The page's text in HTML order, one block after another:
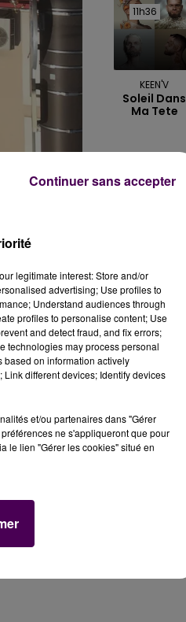
survenu
produit
voiture a
pour
11h36
11h36
KEEN'V
Soleil Dans
Ma Tete
legitimate interest: Store and/or
advertising; Use profiles to
Understand audiences through
profiles to personalise content; Use
and detect fraud, and fix errors;
technologies may process personal
based on information actively
different devices; Identify devices
et/ou partenaires dans "Gérer
ne s'appliqueront que pour
le lien "Gérer les cookies" situé en
Continuer sans accepter